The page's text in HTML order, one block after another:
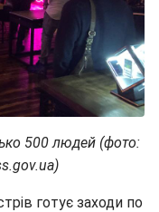
500 людей (фото:
готує заходи по